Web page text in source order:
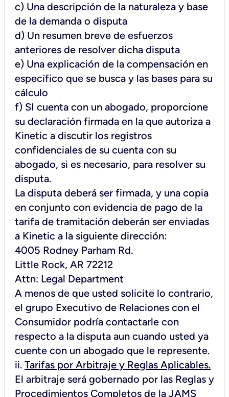
c) Una descripción de la naturaleza y base
de la demanda o disputa
d) Un resumen breve de esfuerzos
anteriores de resolver dicha disputa
e) Una explicación de la compensación en
específico que se busca y las bases para su
cálculo
f) SI cuenta con un abogado, proporcione
su declaración firmada en la que autoriza a
Kinetic a discutir los registros
confidenciales de su cuenta con su
abogado, si es necesario, para resolver su
disputa.
La disputa deberá ser firmada, y una copia
en conjunto con evidencia de pago de la
tarifa de tramitación deberán ser enviadas
a Kinetic a la siguiente dirección:
4005 Rodney Parham Rd.
Little Rock, AR 72212
Attn: Legal Department
A menos de que usted solicite lo contrario,
el grupo Executivo de Relaciones con el
Consumidor podría contactarle con
respecto a la disputa aun cuando usted ya
cuente con un abogado que le represente.
ii. Tarifas por Arbitraje y Reglas Aplicables.
El arbitraje será gobernado por las Reglas y
Procedimientos Completos de la JAMS